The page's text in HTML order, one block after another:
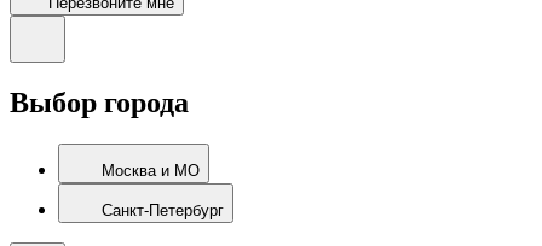
Выбор города
Москва и МО
Санкт-Петербург